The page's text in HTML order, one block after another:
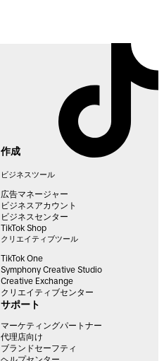
作成
ビジネスツール
広告マネージャー
ビジネスアカウント
ビジネスセンター
TikTok Shop
クリエイティブツール
TikTok One
Symphony Creative Studio
Creative Exchange
クリエイティブセンター
サポート
マーケティングパートナー
代理店向け
ブランドセーフティ